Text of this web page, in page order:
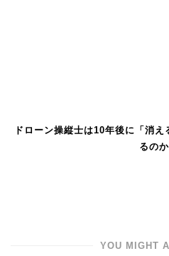
ドローン操縦士は10年後に「消
るのか
YOU MIGHT